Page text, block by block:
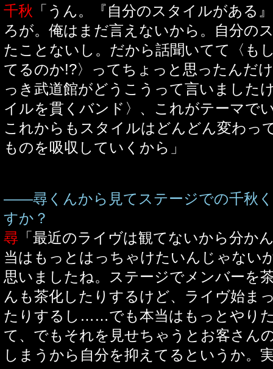
千秋 「うん。『自分のスタイルがある
ろが。俺はまだ言えないから。自分の
たことないし。だから話聞いてて〈も
てるのか!?〉ってちょっと思ったんだ
っき武道館がどうこうって言いました
イルを貫くバンド〉、これがテーマで
これからもスタイルはどんどん変わっ
ものを吸収していくから」
――尋くんから見てステージでの千秋
すか？
尋 「最近のライヴは観てないから分
当はもっとはっちゃけたいんじゃない
思いましたね。ステージでメンバーを
んも茶化したりするけど、ライヴ始ま
たりするし……でも本当はもっとやり
て、でもそれを見せちゃうとお客さん
しまうから自分を抑えてるというか。